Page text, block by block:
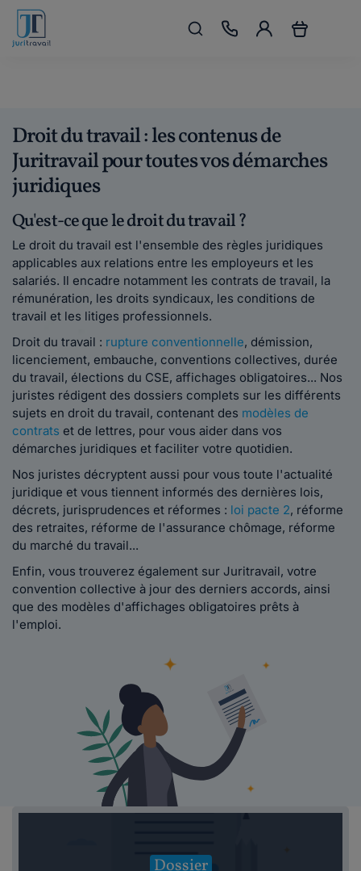
Droit du travail : les contenus de
Juritravail pour toutes vos démarches
juridiques
Qu'est-ce que le droit du travail ?
Le droit du travail est l'ensemble des règles juridiques
applicables aux relations entre les employeurs et les
salariés. Il encadre notamment les contrats de travail, la
rémunération, les droits syndicaux, les conditions de
travail et les litiges professionnels.
Droit du travail : rupture conventionnelle, démission,
licenciement, embauche, conventions collectives, durée
du travail, élections du CSE, affichages obligatoires... Nos
juristes rédigent des dossiers complets sur les différents
sujets en droit du travail, contenant des modèles de
contrats et de lettres, pour vous aider dans vos
démarches juridiques et faciliter votre quotidien.
Nos juristes décryptent aussi pour vous toute l'actualité
juridique et vous tiennent informés des dernières lois,
décrets, jurisprudences et réformes : loi pacte 2, réforme
des retraites, réforme de l'assurance chômage, réforme
du marché du travail...
Enfin, vous trouverez également sur Juritravail, votre
convention collective à jour des derniers accords, ainsi
que des modèles d'affichages obligatoires prêts à
l'emploi.
Dossier